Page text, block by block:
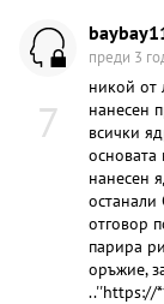
7
преди 3
никой от
нанесен
всички
основата
нанесен
отговор
парира
оръжие,
..''https://